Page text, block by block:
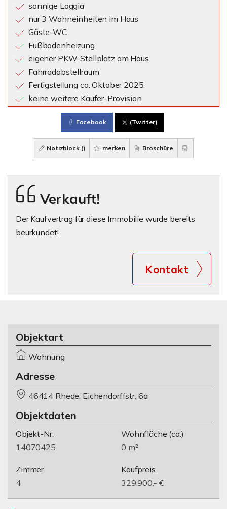
sonnige Loggia
nur 3 Wohneinheiten im Haus
Gäste-WC
Fußbodenheizung
eigener PKW-Stellplatz am Haus
Fahrradabstellraum
Fertigstellung ca. Oktober 2025
keine weitere Käufer-Provision
Facebook (Twitter)
Notizblock () merken Broschüre
Verkauft!
Der Kaufvertrag für diese Immobilie wurde bereits
beurkundet!
Kontakt
Objektart
Wohnung
Adresse
46414 Rhede, Eichendorffstr. 6a
Objektdaten
Objekt-Nr.
14070425
Wohnfläche (ca.)
0 m²
Zimmer
4
Kaufpreis
329.900,- €